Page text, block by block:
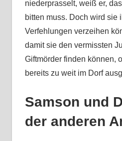
niederprasselt, weiß er,
bitten muss. Doch wird sie
Verfehlungen verzeihen
damit sie den vermissten
Giftmörder finden können,
bereits zu weit im Dorf
Samson und
der anderen